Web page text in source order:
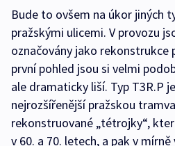
Bude to ovšem na úkor jiných
pražskými ulicemi. V provozu
označovány jako rekonstrukce
první pohled jsou si velmi
ale dramaticky liší. Typ T3R.P
nejrozšířenější pražskou
rekonstruované „tétrojky“,
v 60. a 70. letech, a pak v